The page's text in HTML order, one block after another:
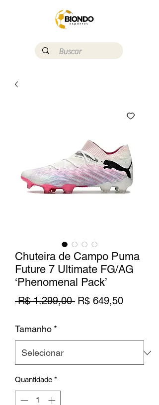
Chuteira de Campo Puma
Future 7 Ultimate FG/AG
‘Phenomenal Pack’
R$ 1.299,00 Preço
R$ 649,50Preço
Tamanho *
Quantidade *